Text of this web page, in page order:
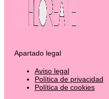
Apartado legal
Aviso legal
Política de privacidad
Política de cookies